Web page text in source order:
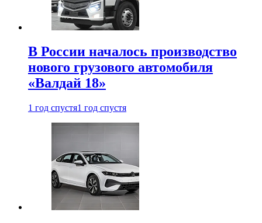
В России началось производство
нового грузового автомобиля
«Валдай 18»
1 год спустя1 год спустя